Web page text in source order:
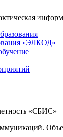
«ЭЛКОД»
«СБИС»